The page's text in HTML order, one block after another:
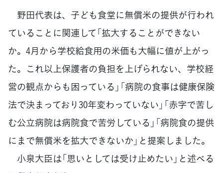
野田代表は、子ども食堂に無償米の提供が行われ
ていることに関連して「拡大することができない
か。4月から学校給食用の米価も大幅に値が上がっ
た。これ以上保護者の負担を上げられない、学校経
営の観点からも困っている」「病院の食事は健康保険
法で決まっており30年変わっていない」「赤字で苦し
む公立病院は病院食で苦労している」「病院食の提供
にまで無償米を拡大できないか」と提案しました。
小泉大臣は「思いとしては受け止めたい」と述べる